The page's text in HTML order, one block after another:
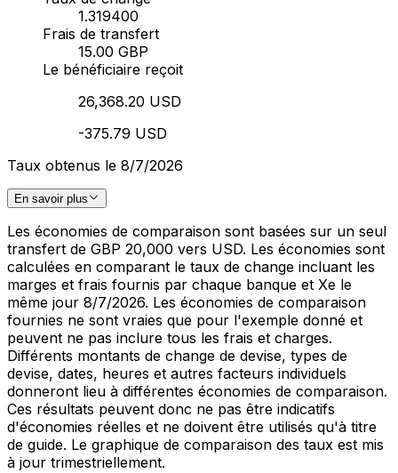
1.319400
Frais de transfert
15.00 GBP
Le bénéficiaire reçoit
26,368.20 USD
-375.79 USD
Taux obtenus le 8/7/2026
En savoir plus
Les économies de comparaison sont basées sur un seul
transfert de GBP 20,000 vers USD. Les économies sont
calculées en comparant le taux de change incluant les
marges et frais fournis par chaque banque et Xe le
même jour 8/7/2026. Les économies de comparaison
fournies ne sont vraies que pour l'exemple donné et
peuvent ne pas inclure tous les frais et charges.
Différents montants de change de devise, types de
devise, dates, heures et autres facteurs individuels
donneront lieu à différentes économies de comparaison.
Ces résultats peuvent donc ne pas être indicatifs
d'économies réelles et ne doivent être utilisés qu'à titre
de guide. Le graphique de comparaison des taux est mis
à jour trimestriellement.